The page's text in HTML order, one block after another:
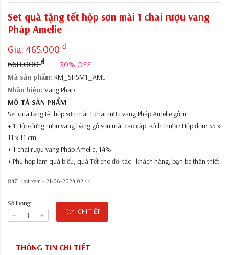
Set quà tặng tết hộp sơn mài 1 chai rượu vang
Pháp Amelie
Giá: 465.000 đ
668.000đ 30% OFF
Mã sản phẩm: RM_SHSM1_AML
Nhãn hiệu: Vang Pháp
MÔ TẢ SẢN PHẨM
Set quà tặng tết hộp sơn mài 1 chai rượu vang Pháp Amelie gồm:
+ 1 Hộp đựng rượu vang bằng gỗ sơn mài cao cấp. Kích thước: Hộp đơn: 35 x
11 x 11 cm.
+ 1 chai rượu vang Pháp Amelie, 14%
+ Phù hợp làm quà biếu, quà Tết cho đối tác - khách hàng, bạn bè thân thiết
847 Lượt xem - 21-06-2024 02:44
Số lượng:
CHI TIẾT
THÔNG TIN CHI TIẾT